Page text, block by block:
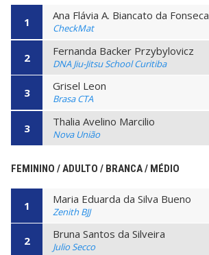
1 Ana Flávia A. Biancato da Fonseca
CheckMat
2 Fernanda Backer Przybylovicz
DNA Jiu-Jitsu School Curitiba
3 Grisel Leon
Brasa CTA
3 Thalia Avelino Marcilio
Nova União
FEMININO / ADULTO / BRANCA / MÉDIO
1 Maria Eduarda da Silva Bueno
Zenith BJJ
2 Bruna Santos da Silveira
Julio Secco